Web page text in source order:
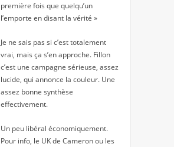
première fois que quelqu’un
l’emporte en disant la vérité »
Je ne sais pas si c’est totalement
vrai, mais ça s’en approche. Fillon
c’est une campagne sérieuse, assez
lucide, qui annonce la couleur. Une
assez bonne synthèse
effectivement.
Un peu libéral économiquement.
Pour info, le UK de Cameron ou les